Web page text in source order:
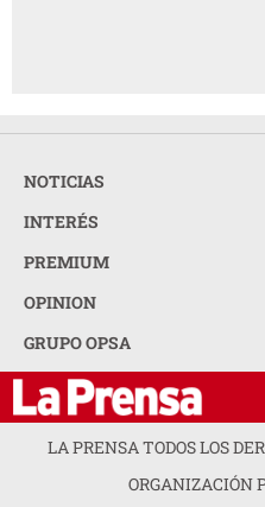
NOTICIAS
INTERÉS
PREMIUM
OPINION
GRUPO OPSA
LA PRENSA TODOS LOS
ORGANIZACIÓN